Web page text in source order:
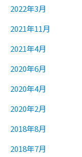
2022年3月
2021年11月
2021年4月
2020年6月
2020年4月
2020年2月
2018年8月
2018年7月